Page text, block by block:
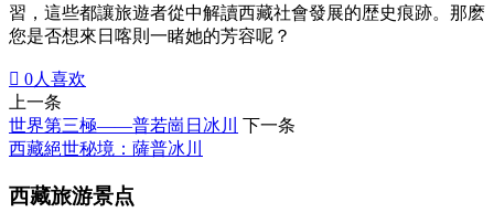
習，這些都讓旅遊者從中解讀西藏社會發展的歴史痕跡。那麽
您是否想來日喀則一睹她的芳容呢？
 0人喜欢
上一条
世界第三極——普若崗日冰川
下一条
西藏絕世秘境：薩普冰川
西藏旅游景点